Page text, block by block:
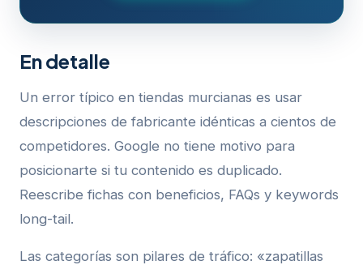
En detalle
Un error típico en tiendas murcianas es usar
descripciones de fabricante idénticas a cientos de
competidores. Google no tiene motivo para
posicionarte si tu contenido es duplicado.
Reescribe fichas con beneficios, FAQs y keywords
long-tail.
Las categorías son pilares de tráfico: «zapatillas